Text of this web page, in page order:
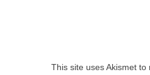
This site uses Akismet to